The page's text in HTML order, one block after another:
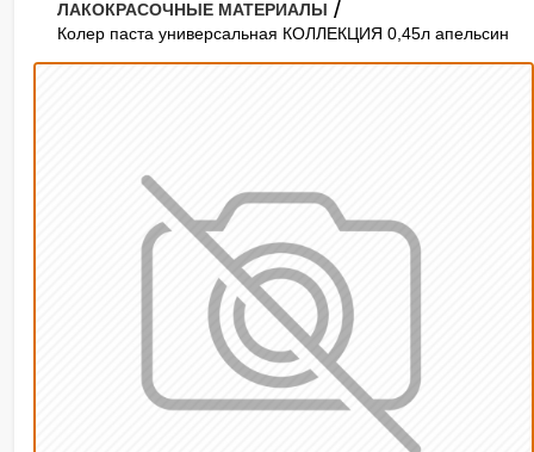
ЛАКОКРАСОЧНЫЕ МАТЕРИАЛЫ /
Колер паста универсальная КОЛЛЕКЦИЯ 0,45л апельсин